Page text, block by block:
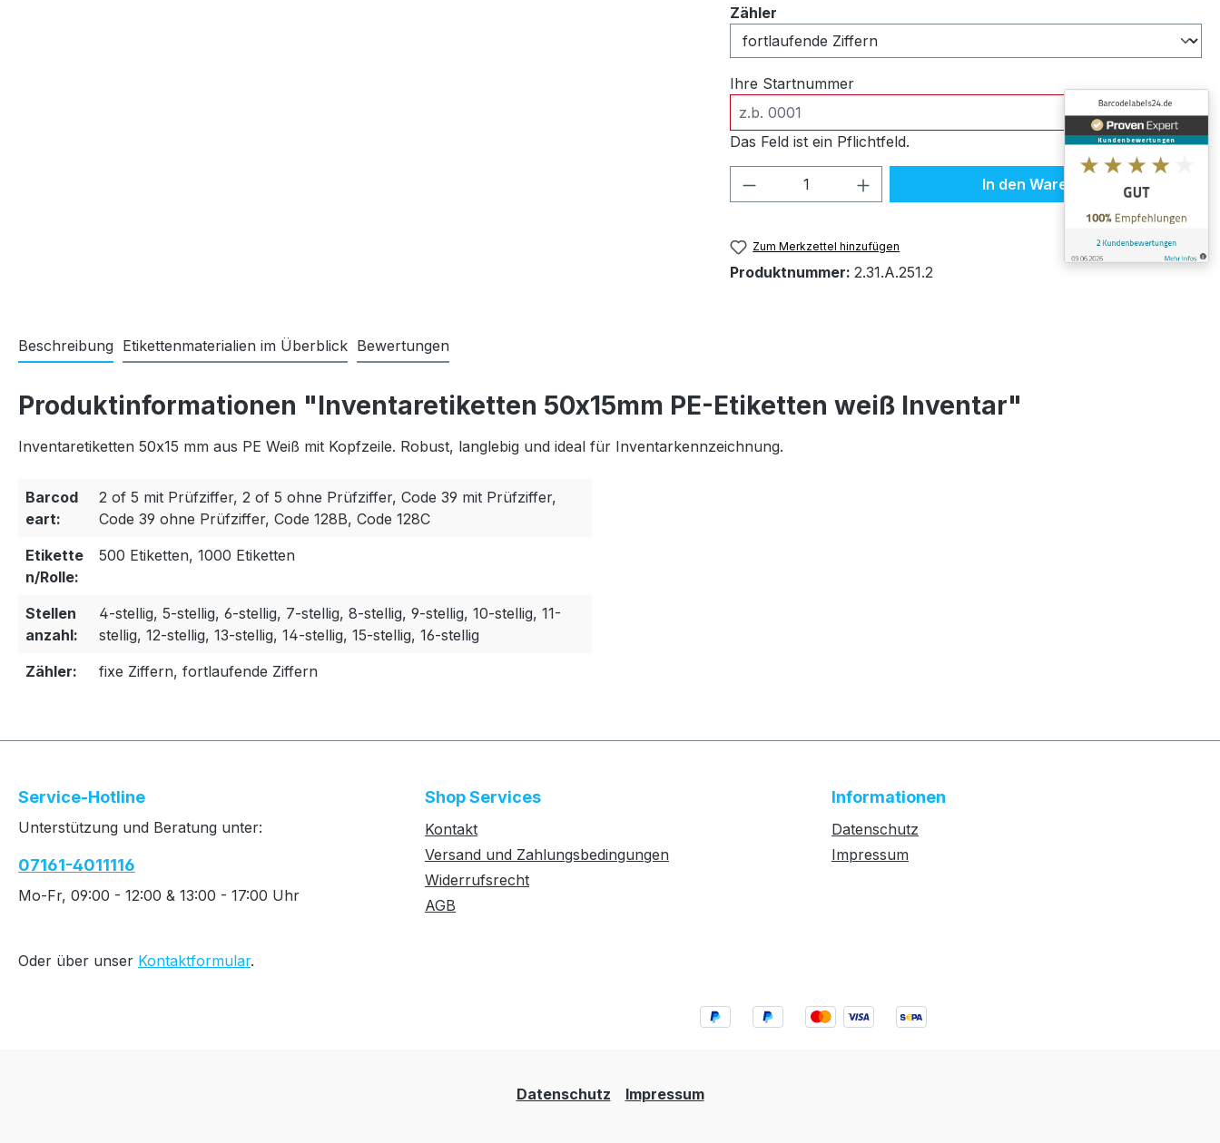
Zähler
Ihre Startnummer
Das Feld ist ein Pflichtfeld.
Produkt Anzahl: Gib den gewünschten Wert
In den Warenkorb
Zum Merkzettel hinzufügen
Produktnummer: 2.31.A.251.2
Beschreibung Etikettenmaterialien im Überblick Bewertungen
Produktinformationen "Inventaretiketten 50x15mm PE-Etiketten weiß Inventar"
Inventaretiketten 50x15 mm aus PE Weiß mit Kopfzeile. Robust, langlebig und ideal für Inventarkennzeichnung.
Barcod
eart:
2 of 5 mit Prüfziffer, 2 of 5 ohne Prüfziffer, Code 39 mit Prüfziffer,
Code 39 ohne Prüfziffer, Code 128B, Code 128C
Etikette
n/Rolle:
500 Etiketten, 1000 Etiketten
Stellen
anzahl:
4-stellig, 5-stellig, 6-stellig, 7-stellig, 8-stellig, 9-stellig, 10-stellig, 11-
stellig, 12-stellig, 13-stellig, 14-stellig, 15-stellig, 16-stellig
Zähler:
fixe Ziffern, fortlaufende Ziffern
Service-Hotline
Unterstützung und Beratung unter:
07161-4011116
Mo-Fr, 09:00 - 12:00 & 13:00 - 17:00 Uhr
Oder über unser Kontaktformular.
Shop Services
Kontakt
Versand und Zahlungsbedingungen
Widerrufsrecht
AGB
Informationen
Datenschutz
Impressum
Datenschutz Impressum